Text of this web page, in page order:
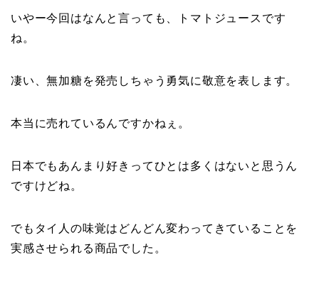
いやー今回はなんと言っても、トマトジュースです
ね。
凄い、無加糖を発売しちゃう勇気に敬意を表します。
本当に売れているんですかねぇ。
日本でもあんまり好きってひとは多くはないと思うん
ですけどね。
でもタイ人の味覚はどんどん変わってきていることを
実感させられる商品でした。